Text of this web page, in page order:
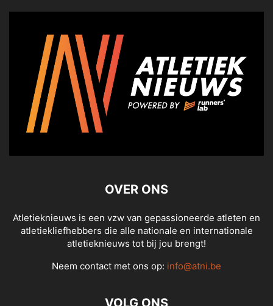
OVER ONS
Atletieknieuws is een vzw van gepassioneerde atleten en
atletiekliefhebbers die alle nationale en internationale
atletieknieuws tot bij jou brengt!
Neem contact met ons op: info@atni.be
VOLG ONS